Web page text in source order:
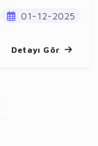
01-12-2025
Detayı Gör